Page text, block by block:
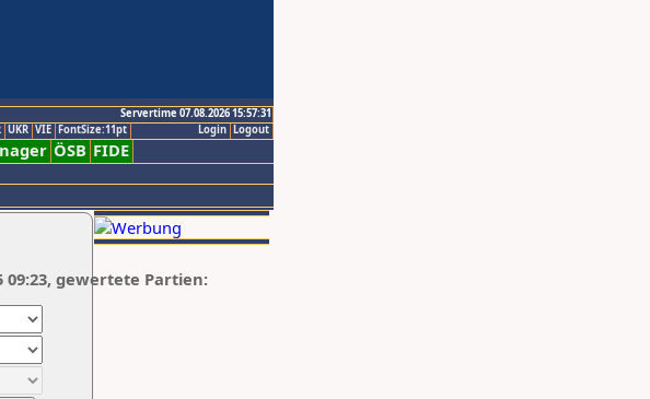
Servertime 07.08.2026 15:57:31
Logout
Login
UKR VIE FontSize:11pt
ÖSB FIDE
09:23, gewertete Partien: